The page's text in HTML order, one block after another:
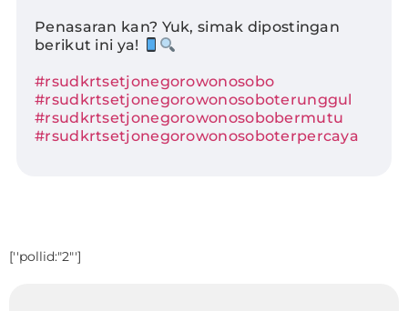
Penasaran kan? Yuk, simak dipostingan
berikut ini ya!
#rsudkrtsetjonegorowonosobo
#rsudkrtsetjonegorowonosoboterunggul
#rsudkrtsetjonegorowonosobobermutu
#rsudkrtsetjonegorowonosoboterpercaya
[''pollid:"2"']